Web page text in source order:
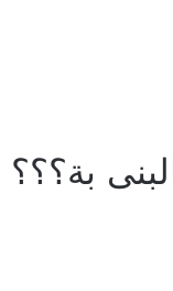
بة؟؟؟